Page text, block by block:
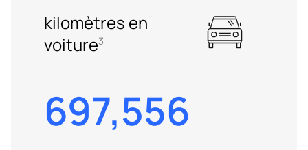
kilomètres en
voiture3
697,556